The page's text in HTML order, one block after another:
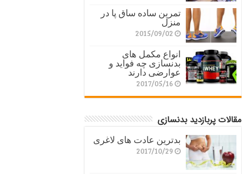
تمرین ساده ساق پا در
منزل
2015/09/02
انواع مکمل های
بدنسازی چه فواید و
عوارضی دارند
2017/05/16
مقالات پربازدید بدنسازی
بدترین عادت های لاغری
2017/10/29